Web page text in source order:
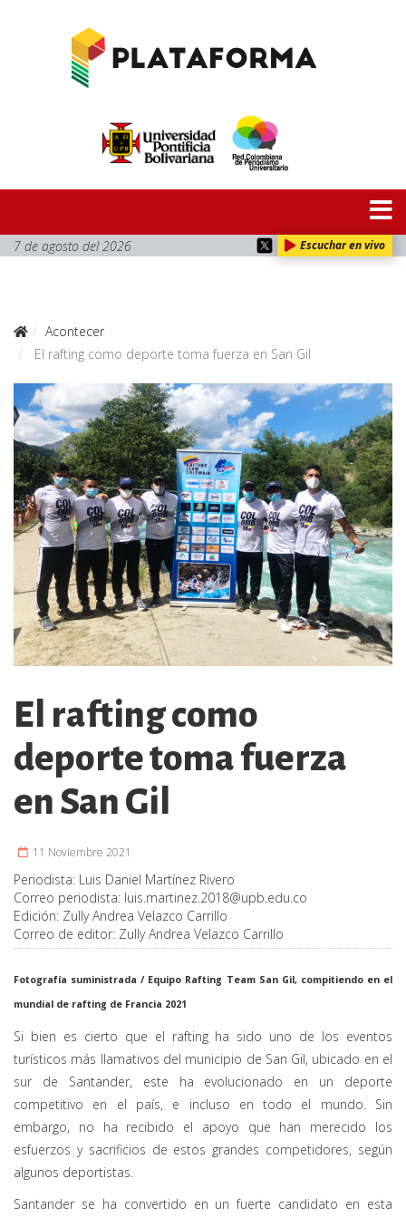
7 de agosto del 2026 Escuchar en vivo
Acontecer
El rafting como deporte toma fuerza en San Gil
El rafting como
deporte toma fuerza
en San Gil
11 Noviembre 2021
Periodista: Luis Daniel Martínez Rivero
Correo periodista: luis.martinez.2018@upb.edu.co
Edición: Zully Andrea Velazco Carrillo
Correo de editor: Zully Andrea Velazco Carrillo
Fotografía suministrada / Equipo Rafting TeamSan Gil, compitiendo en el
mundial de rafting de Francia 2021
Si bien es cierto que el rafting ha sido uno de los eventos
turísticos más llamativos del municipio de San Gil, ubicado en el
sur de Santander, este ha evolucionado en un deporte
competitivo en el país, e incluso en todo el mundo. Sin
embargo, no ha recibido el apoyo que han merecido los
esfuerzos y sacrificios de estos grandes competidores, según
algunos deportistas.
Santander se ha convertido en un fuerte candidato en esta